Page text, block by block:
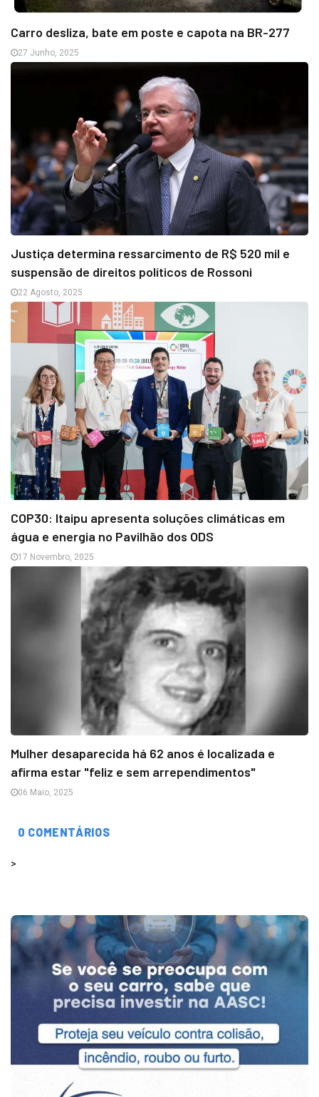
Carro desliza, bate em poste e capota na BR-277
27 Junho, 2025
Justiça determina ressarcimento de R$ 520 mil e
suspensão de direitos políticos de Rossoni
22 Agosto, 2025
COP30: Itaipu apresenta soluções climáticas em
água e energia no Pavilhão dos ODS
17 Novembro, 2025
Mulher desaparecida há 62 anos é localizada e
afirma estar "feliz e sem arrependimentos"
06 Maio, 2025
0 COMENTÁRIOS
>